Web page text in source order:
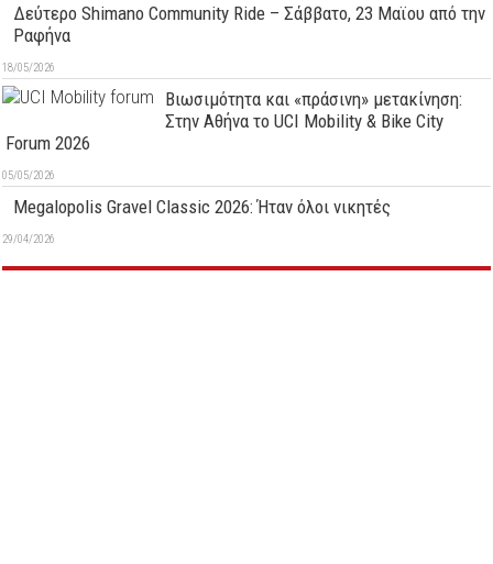
Δεύτερo Shimano Community Ride – Σάββατο, 23 Μαϊου από την
Ραφήνα
18/05/2026
Βιωσιμότητα και «πράσινη» μετακίνηση:
Στην Αθήνα το UCI Mobility & Bike City
Forum 2026
05/05/2026
Megalopolis Gravel Classic 2026: Ήταν όλοι νικητές
29/04/2026